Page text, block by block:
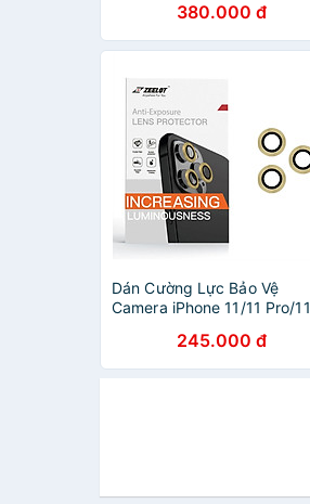
cao cấp hàng chính hãng
380.000 đ
Dán Cường Lực Bảo Vệ
Camera iPhone 11/11 Pro/11
Zeelot Titanium Steel Viền
Màu - Hàng Nhập Khẩu
245.000 đ